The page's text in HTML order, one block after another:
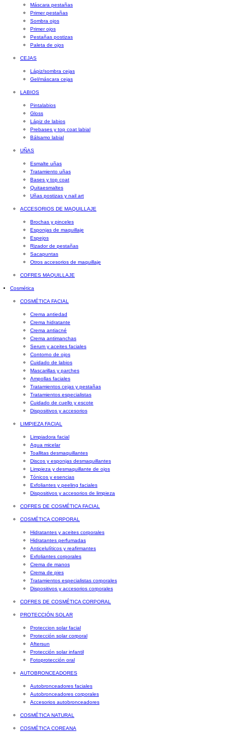
Máscara pestañas
Primer pestañas
Sombra ojos
Primer ojos
Pestañas postizas
Paleta de ojos
CEJAS
Lápiz/sombra cejas
Gel/máscara cejas
LABIOS
Pintalabios
Gloss
Lápiz de labios
Prebases y top coat labial
Bálsamo labial
UÑAS
Esmalte uñas
Tratamiento uñas
Bases y top coat
Quitaesmaltes
Uñas postizas y nail art
ACCESORIOS DE MAQUILLAJE
Brochas y pinceles
Esponjas de maquillaje
Espejos
Rizador de pestañas
Sacapuntas
Otros accesorios de maquillaje
COFRES MAQUILLAJE
Cosmética
COSMÉTICA FACIAL
Crema antiedad
Crema hidratante
Crema antiacné
Crema antimanchas
Serum y aceites faciales
Contorno de ojos
Cuidado de labios
Mascarillas y parches
Ampollas faciales
Tratamientos cejas y pestañas
Tratamientos especialistas
Cuidado de cuello y escote
Dispositivos y accesorios
LIMPIEZA FACIAL
Limpiadora facial
Agua micelar
Toallitas desmaquillantes
Discos y esponjas desmaquillantes
Limpieza y desmaquillante de ojos
Tónicos y esencias
Exfoliantes y peeling faciales
Dispositivos y accesorios de limpieza
COFRES DE COSMÉTICA FACIAL
COSMÉTICA CORPORAL
Hidratantes y aceites corporales
Hidratantes perfumadas
Anticelulíticos y reafirmantes
Exfoliantes corporales
Crema de manos
Crema de pies
Tratamientos especialistas corporales
Dispositivos y accesorios corporales
COFRES DE COSMÉTICA CORPORAL
PROTECCIÓN SOLAR
Proteccion solar facial
Protección solar corporal
Aftersun
Protección solar infantil
Fotoprotección oral
AUTOBRONCEADORES
Autobronceadores faciales
Autobronceadores corporales
Accesorios autobronceadores
COSMÉTICA NATURAL
COSMÉTICA COREANA